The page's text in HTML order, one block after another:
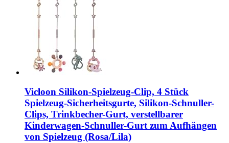
Vicloon Silikon-Spielzeug-Clip, 4 Stück
Spielzeug-Sicherheitsgurte, Silikon-Schnuller-
Clips, Trinkbecher-Gurt, verstellbarer
Kinderwagen-Schnuller-Gurt zum Aufhängen
von Spielzeug (Rosa/Lila)